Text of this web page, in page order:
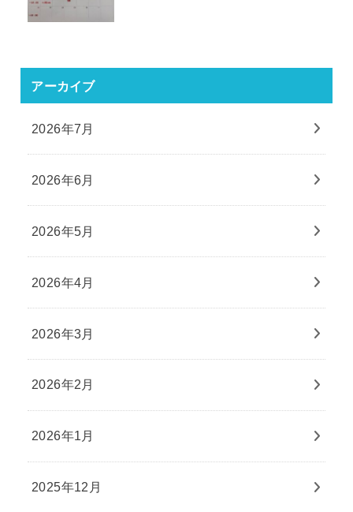
アーカイブ
2026年7月
2026年6月
2026年5月
2026年4月
2026年3月
2026年2月
2026年1月
2025年12月